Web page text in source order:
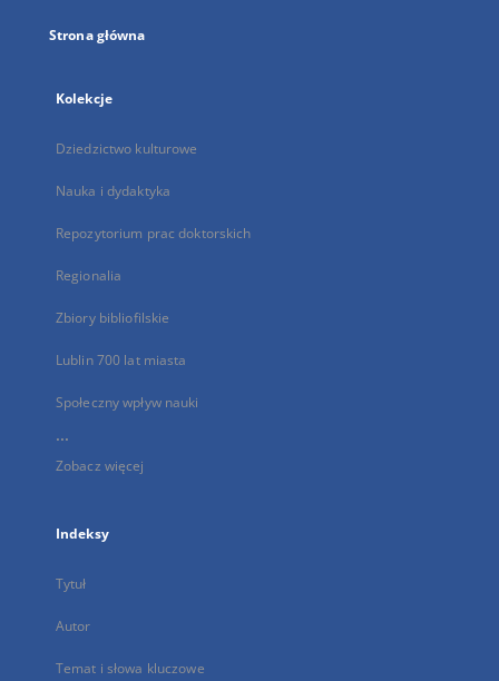
Strona główna
Kolekcje
Dziedzictwo kulturowe
Nauka i dydaktyka
Repozytorium prac doktorskich
Regionalia
Zbiory bibliofilskie
Lublin 700 lat miasta
Społeczny wpływ nauki
...
Zobacz więcej
Indeksy
Tytuł
Autor
Temat i słowa kluczowe